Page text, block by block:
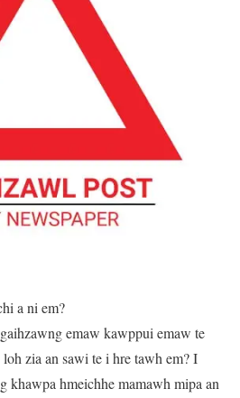
a ni em?
emaw kawppui emaw te
zia an sawi te i hre tawh em? I
khawpa hmeichhe mamawh mipa an